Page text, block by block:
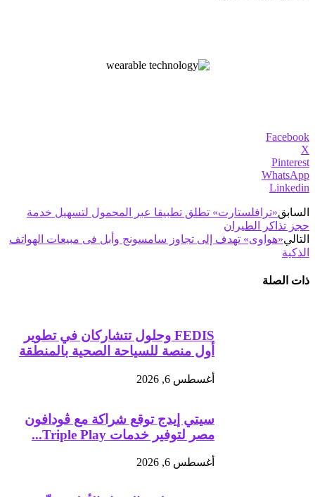
Facebook
X
Pinterest
WhatsApp
Linkedin
السابق«ترافلستارت» تطلق تطبيقا عبر المحمول لتسهيل خدمة
حجز تذاكر الطيران
التالي«هواوى» تهدف إلى تجاوز سامسونج وأبل فى مبيعات الهواتف
الذكية
ذات الصلة
FEDIS وحلول تتشاركان في تطوير
أول منصة للسياحة الصحية بالمنطقة
أغسطس 6, 2026
سيتي إيدج توقع شراكة مع ڤودافون
مصر لتوفير خدمات Triple Play...
أغسطس 6, 2026